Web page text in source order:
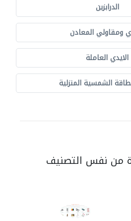
الدرابزين
ومقاولي المعادن
الايدي العاملة
الشمسية المنزلية
من نفس التصنيف